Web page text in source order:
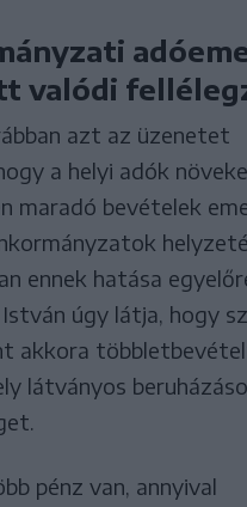
valódi
azt az üzenetet
a helyi adók
maradó bevételek
ennek hatása
úgy látja, hogy
akkora
látványos
pénz van, annyival